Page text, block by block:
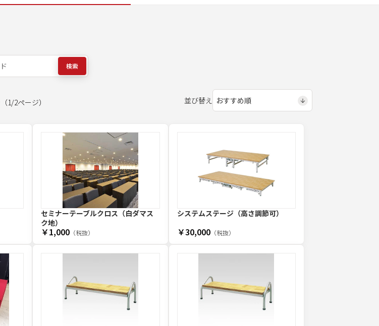
検索
（1/2ページ） 並び替え
セミナーテーブルクロス（白ダマス
ク地）
￥1,000 （税抜）
システムステージ（高さ調節可）
￥30,000（税抜）